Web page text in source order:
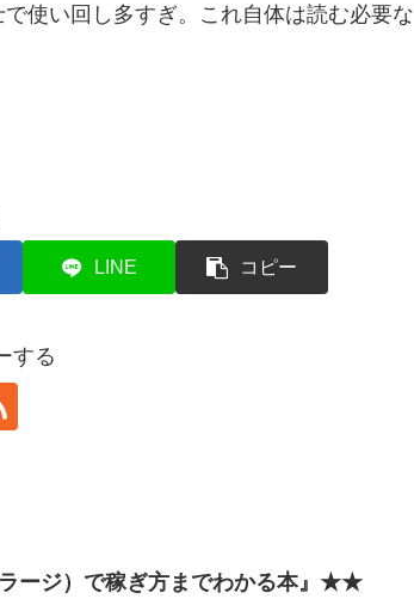
使い回し多すぎ。これ自体は読む必要な
LINE コピー
する
ラージ）で稼ぎ方までわかる本』★★